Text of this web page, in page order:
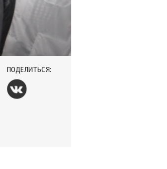
ПОДЕЛИТЬСЯ: